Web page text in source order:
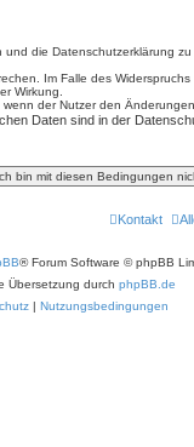
die Datenschutzerklärung
Im Falle des
Wirkung.
der Nutzer den
Daten sind in der
Kontakt
® Forum Software © phpBB
Übersetzung durch phpBB.de
| Nutzungsbedingungen